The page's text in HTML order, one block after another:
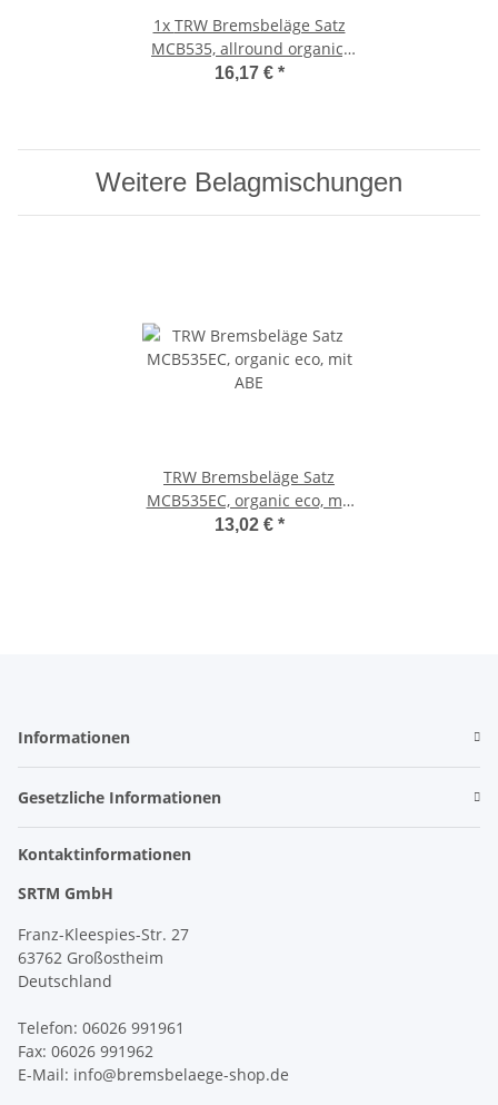
1x TRW Bremsbeläge Satz
MCB535, allround organic,
mit ABE
16,17 € *
Weitere Belagmischungen
TRW Bremsbeläge Satz
MCB535EC, organic eco, mit
ABE
13,02 € *
Informationen
Gesetzliche Informationen
Kontaktinformationen
SRTM GmbH
Franz-Kleespies-Str. 27
63762 Großostheim
Deutschland
Telefon: 06026 991961
Fax: 06026 991962
E-Mail: info@bremsbelaege-shop.de